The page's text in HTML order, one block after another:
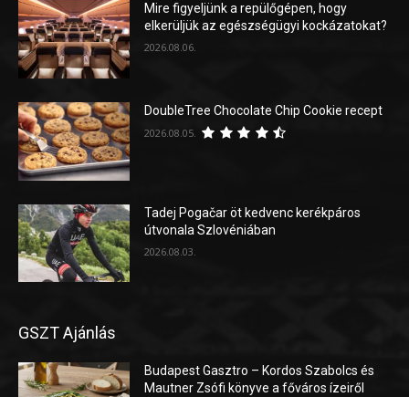
Mire figyeljünk a repülőgépen, hogy
elkerüljük az egészségügyi kockázatokat?
2026.08.06.
DoubleTree Chocolate Chip Cookie recept
2026.08.05.
Tadej Pogačar öt kedvenc kerékpáros
útvonala Szlovéniában
2026.08.03.
GSZT Ajánlás
Budapest Gasztro – Kordos Szabolcs és
Mautner Zsófi könyve a főváros ízeiről